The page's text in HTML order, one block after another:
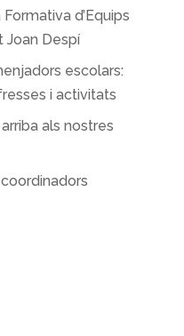
d’Equips
Joan Despí
escolars:
i activitats
arriba als nostres